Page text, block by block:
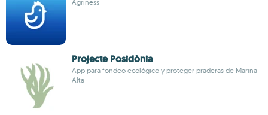
Agriness
Projecte Posidònia
App para fondeo ecológico y proteger praderas de Marina
Alta